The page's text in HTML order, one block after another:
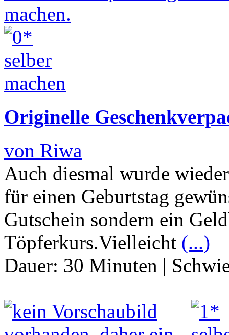
Originelle
von Riwa
Auch diesmal wurde
für einen Geburtstag
Gutschein sondern ein
Töpferkurs.Vielleicht (...)
Dauer: 30 Minuten |